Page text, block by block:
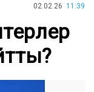
02.02.26 11:39